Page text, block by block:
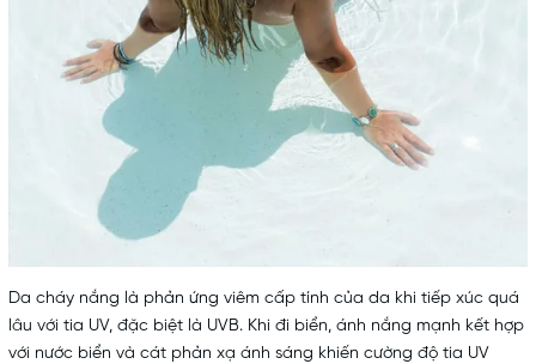
Da cháy nắng là phản ứng viêm cấp tính của da khi tiếp xúc quá
lâu với tia UV, đặc biệt là UVB. Khi đi biển, ánh nắng mạnh kết hợp
với nước biển và cát phản xạ ánh sáng khiến cường độ tia UV